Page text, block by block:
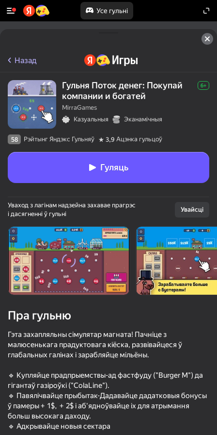
Усе гульні
Павярніце прыладу
Гульня працуе толькі ў гарызантальнай
арыентацыі
ГУЛЯЦЬ
Назад
Гульня Поток денег: Покупай
компании и богатей
6+
MirraGames
Казуальныя
Эканамічныя
58 Рэйтынг Яндэкс Гульняў 3,9 Ацэнка гульцоў
Гуляць
Уваход з лагінам надзейна захавае прагрэс
і дасягненні ў гульні
Увайсці
Пра гульню
Гэта захапляльны сімулятар магната! Пачніце з
малюсенькага прадуктовага кіёска, развівайцеся ў
глабальных галінах і зарабляйце мільёны.
🔹 Купляйце прадпрыемствы-ад фастфуду ("Burger M") да
гігантаў газіроўкі ("ColaLine").
🔹 Павялічвайце прыбытак-Дадавайце дадатковыя бонусы
ў памеры + 1$, + 2$ і аб'ядноўвайце іх для атрымання
больш высокага даходу.
🔹 Адкрывайце новыя сектара